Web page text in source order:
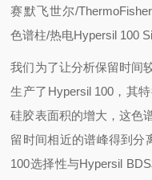
赛默飞世尔/
色谱柱/热电Hypersil 100
我们为了让分析保留时间
生产了Hypersil 100，其
硅胶表面积的增大，这色
留时间相近的谱峰得到分
100选择性与Hypersil